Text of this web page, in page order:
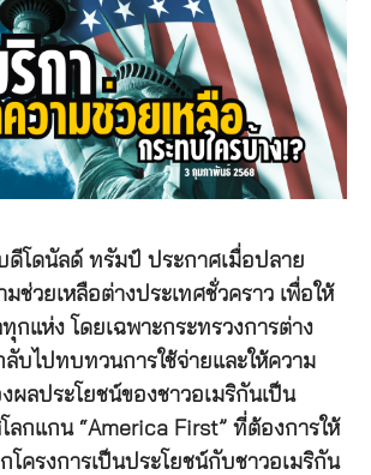
โดนัลด์ ทรัมป์ ประกาศเมื่อปลาย
ช่วยเหลือต่างประเทศชั่วคราว เพื่อให้
กแห่ง โดยเฉพาะกระทรวงการต่าง
บไปทบทวนการใช้จ่ายและให้ความ
ลประโยชน์ของชาวอเมริกันเป็น
ลกแกน “America First” ที่ต้องการให้
โครงการเป็นประโยชน์กับชาวอเมริกัน